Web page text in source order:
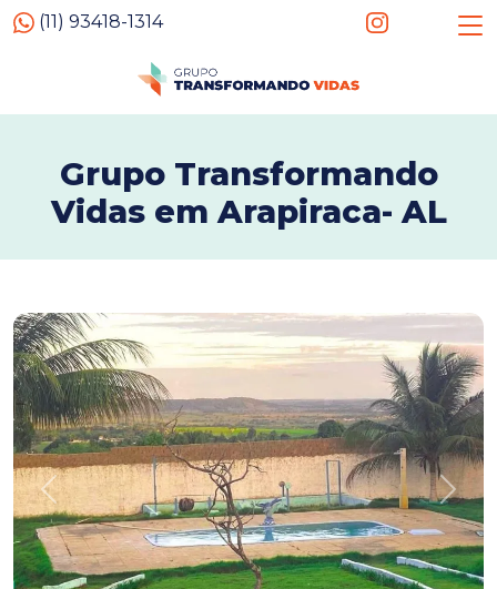
(11) 93418-1314
Grupo Transformando
Vidas em Arapiraca- AL
Previous Next